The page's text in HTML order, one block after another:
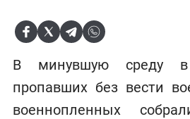
В минувшую среду
пропавших без вести
военнопленных